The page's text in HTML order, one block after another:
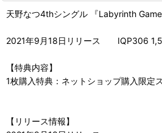
天野なつ4thシングル 『Labyrinth
2021年9月18日リリース IQP306
【特典内容】
1枚購入特典：ネットショップ購入限定
【リリース情報】